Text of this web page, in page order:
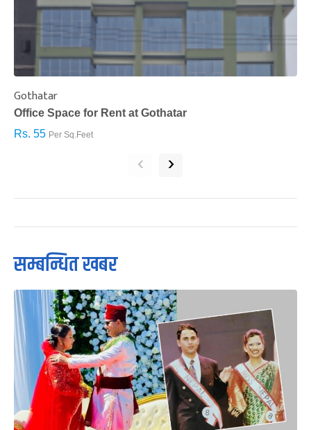
Gothatar
Office Space for Rent at Gothatar
Rs. 55 Per Sq.Feet
‹ ›
सम्बन्धित खबर